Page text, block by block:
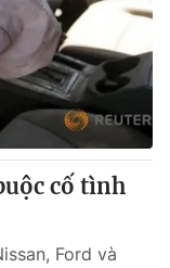
cố tình
Ford và